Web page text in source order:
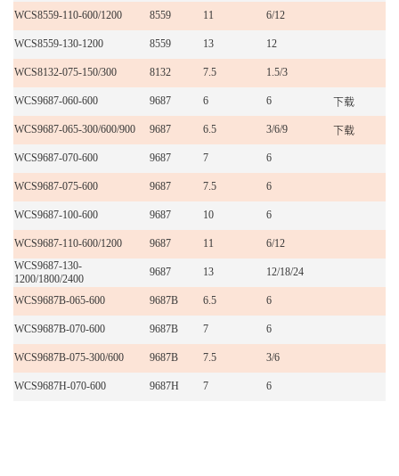
WCS8559-110-600/1200 8559 11 6/12
WCS8559-130-1200 8559 13 12
WCS8132-075-150/300 8132 7.5 1.5/3
WCS9687-060-600 9687 6 6 下载
WCS9687-065-300/600/900 9687 6.5 3/6/9 下载
WCS9687-070-600 9687 7 6
WCS9687-075-600 9687 7.5 6
WCS9687-100-600 9687 10 6
WCS9687-110-600/1200 9687 11
6/12
WCS9687-130-
1200/1800/2400
9687 13 12/18/24
WCS9687B-065-600 9687B 6.5 6
WCS9687B-070-600 9687B 7 6
WCS9687B-075-300/600 9687B 7.5 3/6
WCS9687H-070-600 9687H 7 6